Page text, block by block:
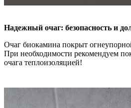
Надежный очаг: безопасность и
Очаг биокамина покрыт
При необходимости рекомендуем
очага теплоизоляцией!